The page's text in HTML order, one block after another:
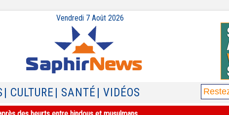
Vendredi 7 Août 2026
| CULTURE | SANTÉ | VIDÉOS